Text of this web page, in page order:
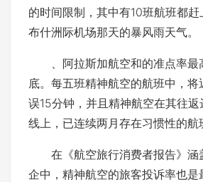
的时间限制，其中有10班航班都
布什洲际机场那天的暴风雨天气。
、阿拉斯加航空和的准点率最
底。每五班精神航空的航班中，将
误15分钟，并且精神航空在其往
线上，已连续两月存在习惯性的航
在《航空旅行消费者报告》涵
企中，精神航空的旅客投诉率也是